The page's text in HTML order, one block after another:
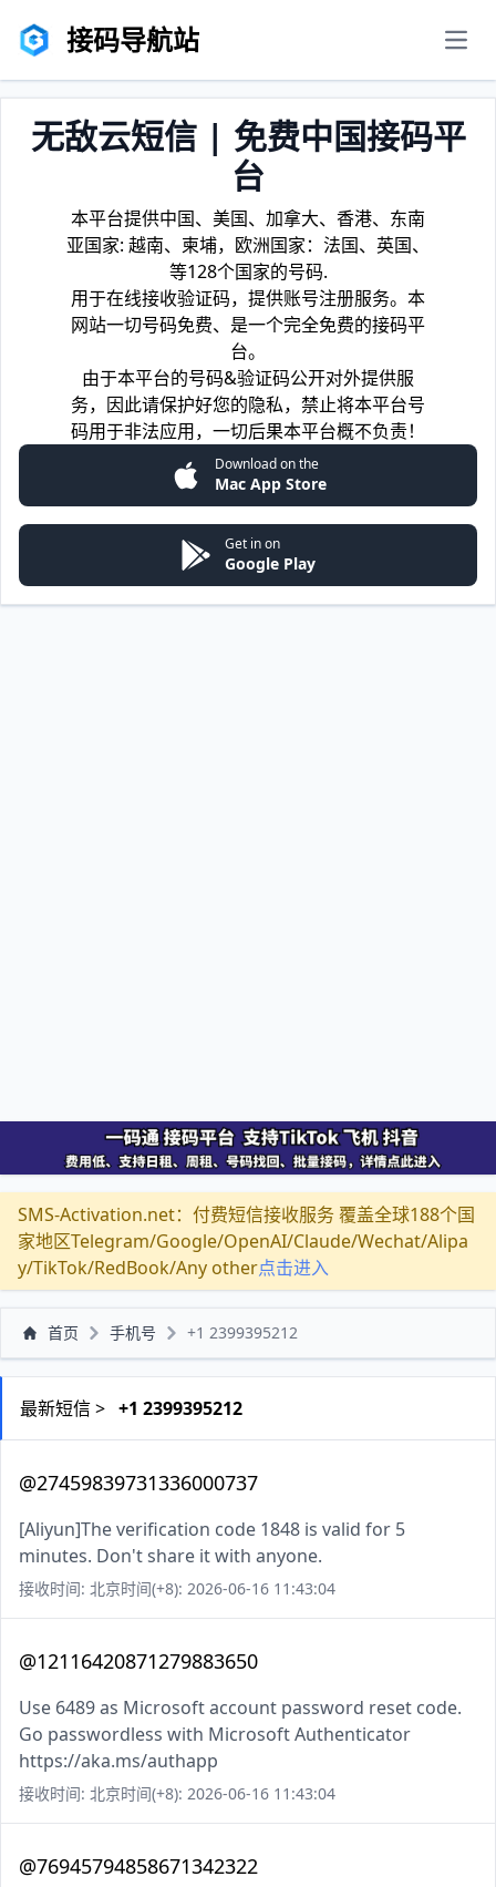
接码导航站
无敌云短信 | 免费中国接码平
台
本平台提供中国、美国、加拿大、香港、东南
亚国家: 越南、柬埔，欧洲国家：法国、英国、
等128个国家的号码.
用于在线接收验证码，提供账号注册服务。本
网站一切号码免费、是一个完全免费的接码平
台。
由于本平台的号码&验证码公开对外提供服
务，因此请保护好您的隐私，禁止将本平台号
码用于非法应用，一切后果本平台概不负责！
Download on the
Mac App Store
Get in on
Google Play
SMS-Activation.net：付费短信接收服务 覆盖全球188个国
家地区Telegram/Google/OpenAI/Claude/Wechat/Alipa
y/TikTok/RedBook/Any other点击进入
首页 手机号 +1 2399395212
最新短信 > +1 2399395212
@27459839731336000737
[Aliyun]The verification code 1848 is valid for 5
minutes. Don't share it with anyone.
接收时间: 北京时间(+8): 2026-06-16 11:43:04
@12116420871279883650
Use 6489 as Microsoft account password reset code.
Go passwordless with Microsoft Authenticator
https://aka.ms/authapp
接收时间: 北京时间(+8): 2026-06-16 11:43:04
@76945794858671342322